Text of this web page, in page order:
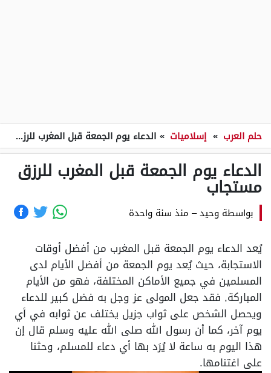
حلم العرب » إسلاميات » الدعاء يوم الجمعة قبل المغرب للرزق مستجاب
الدعاء يوم الجمعة قبل المغرب للرزق
مستجاب
بواسطة وحيد– منذ سنة واحدة
يُعد الدعاء يوم الجمعة قبل المغرب من أفضل أوقات
الاستجابة، حيث يُعد يوم الجمعة من أفضل الأيام لدى
المسلمين في جميع الأماكن المختلفة، فهو من الأيام
المباركة, فقد جعل المولى عز وجل به فضل كبير للدعاء
ويحصل الشخص على ثواب جزيل يختلف عن ثوابه في أي
يوم آخر، كما أن رسول الله صلى الله عليه وسلم قال إن
هذا اليوم به ساعة لا يُرَد بها أي دعاء للمسلم، وحثنا
على اغتنامها.